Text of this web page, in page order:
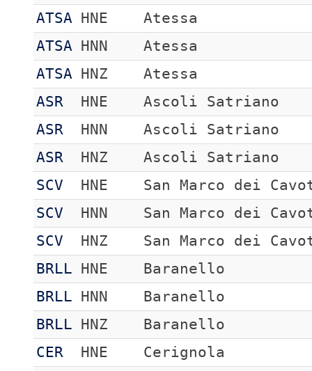
ATSA
HNE
Atessa
ATSA
HNN
Atessa
ATSA
HNZ
Atessa
ASR
HNE
Ascoli Satriano
ASR
HNN
Ascoli Satriano
ASR
HNZ
Ascoli Satriano
SCV
HNE
San Marco dei
SCV
HNN
San Marco dei
SCV
HNZ
San Marco dei
BRLL
HNE
Baranello
BRLL
HNN
Baranello
BRLL
HNZ
Baranello
CER
HNE
Cerignola